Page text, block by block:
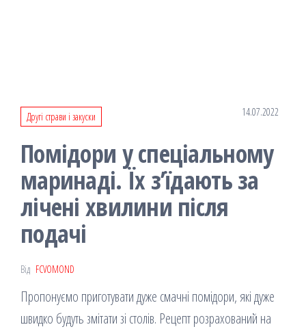
Другі страви і закуски 14.07.2022
Помідори у спеціальному
маринаді. Їх з’їдають за
лічені хвилини після
подачі
Від FCVOMOND
Пропонуємо приготувати дуже смачні помідори, які дуже
швидко будуть змітати зі столів. Рецепт розрахований на